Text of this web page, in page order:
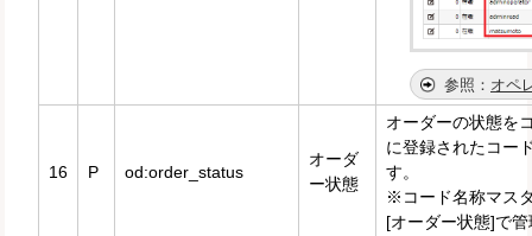
オペ
16 P od:order_status
オーダ
ー状態
オーダーの状態を
に登録されたコー
す。
※コード名称マス
[オーダー状態]で